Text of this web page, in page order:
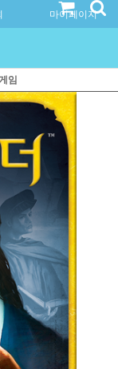
마이페이지
임